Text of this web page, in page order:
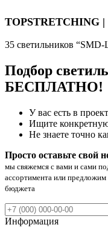
TOPSTRETCHING
35 светильников
Подбор
БЕСПЛАТНО!
У вас есть в
Ищите
Не знаете точно
Просто оставьте свой
мы свяжемся с вами и сами
ассортимента или
бюджета
Информация